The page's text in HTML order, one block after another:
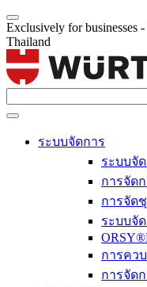
Exclusively for businesses
Thailand
ระบบจัดการ
ระบบจัด
การจัด
การจัด
ระบบจั
การคว
การจัด